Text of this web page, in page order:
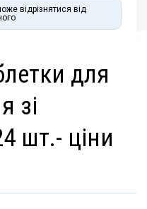
відрізнятися від
зі
шт.- ціни